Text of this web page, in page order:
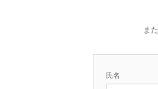
ま
氏名